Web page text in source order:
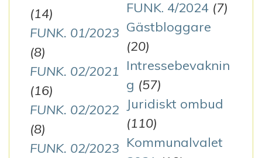
(14)
FUNK. 01/2023
(8)
FUNK. 02/2021
(16)
FUNK. 02/2022
(8)
FUNK. 02/2023
FUNK. 4/2024 (7)
Gästbloggare
(20)
Intressebevaknin
g (57)
Juridiskt ombud
(110)
Kommunalvalet